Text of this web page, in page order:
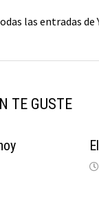
las entradas de
TE GUSTE